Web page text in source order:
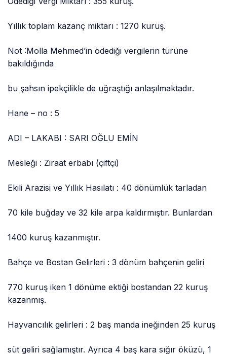
Yıllık toplam kazanç miktarı : 1270 kuruş.
Not :Molla Mehmed’in ödediği vergilerin türüne
bakıldığında
bu şahsın ipekçilikle de uğraştığı anlaşılmaktadır.
Hane – no : 5
ADI – LAKABI : SARI OĞLU EMİN
Mesleği : Ziraat erbabı (çiftçi)
Ekili Arazisi ve Yıllık Hasılatı : 40 dönümlük tarladan
70 kile buğday ve 32 kile arpa kaldırmıştır. Bunlardan
1400 kuruş kazanmıştır.
Bahçe ve Bostan Gelirleri : 3 dönüm bahçenin geliri
770 kuruş iken 1 dönüme ektiği bostandan 22 kuruş
kazanmış.
Hayvancılık gelirleri : 2 baş manda ineğinden 25 kuruş
süt geliri sağlamıştır. Ayrıca 4 baş kara sığır öküzü, 1